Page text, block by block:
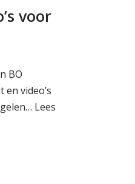
voor
BO
video’s
Lees